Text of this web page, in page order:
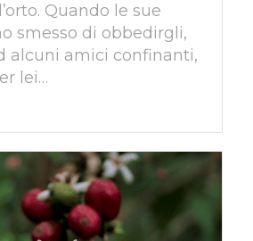
Quando le sue
smesso di obbedirgli,
alcuni amici confinanti,
lei…